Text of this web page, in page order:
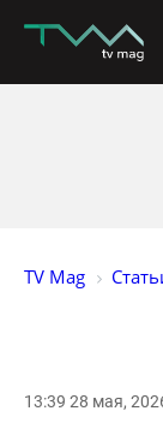
TV Mag
13:39 28 мая,